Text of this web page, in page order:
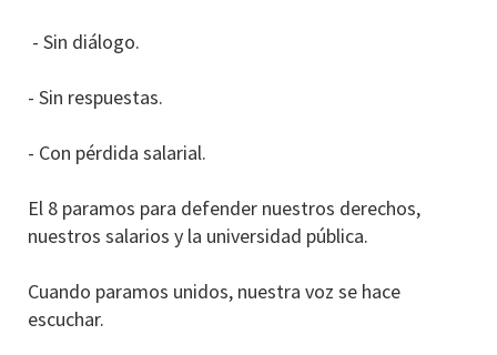
- Sin diálogo.
- Sin respuestas.
- Con pérdida salarial.
El 8 paramos para defender nuestros derechos,
nuestros salarios y la universidad pública.
Cuando paramos unidos, nuestra voz se hace
escuchar.